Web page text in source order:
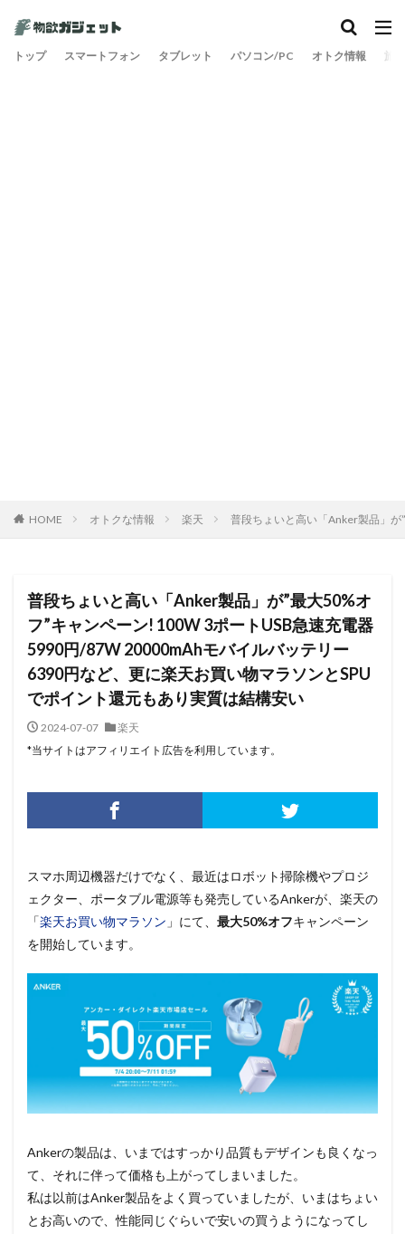
トップ スマートフォン タブレット パソコン/PC オトク情報 旅
HOME オトクな情報 楽天 普段ちょいと高い「Anker製品」
普段ちょいと高い「Anker製品」が”最大50%オ
フ”キャンペーン! 100W 3ポートUSB急速充電器
5990円/87W 20000mAhモバイルバッテリー
6390円など、更に楽天お買い物マラソンとSPU
でポイント還元もあり実質は結構安い
2024-07-07
楽天
*当サイトはアフィリエイト広告を利用しています。
スマホ周辺機器だけでなく、最近はロボット掃除機やプロジ
ェクター、ポータブル電源等も発売しているAnkerが、楽天の
「楽天お買い物マラソン 」にて、 最大50%オフキャンペーン
を開始しています。
Ankerの製品は、いまではすっかり品質もデザインも良くなっ
て、それに伴って価格も上がってしまいました。
私は以前はAnker製品をよく買っていましたが、いまはちょい
とお高いので、性能同じぐらいで安いの買うようになってし